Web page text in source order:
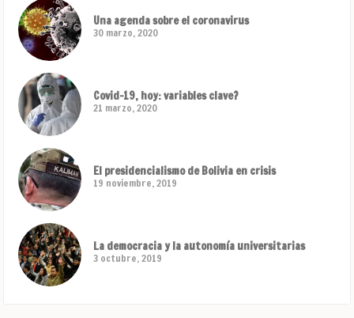
Una agenda sobre el coronavirus
30 marzo, 2020
Covid-19, hoy: variables clave?
21 marzo, 2020
El presidencialismo de Bolivia en crisis
19 noviembre, 2019
La democracia y la autonomía universitarias
3 octubre, 2019